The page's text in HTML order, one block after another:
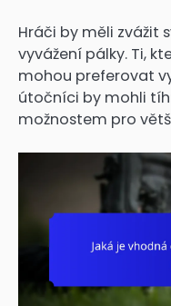
Hráči by měli zvážit
vyvážení pálky. Ti,
mohou preferovat
útočníci by mohli
možnostem pro